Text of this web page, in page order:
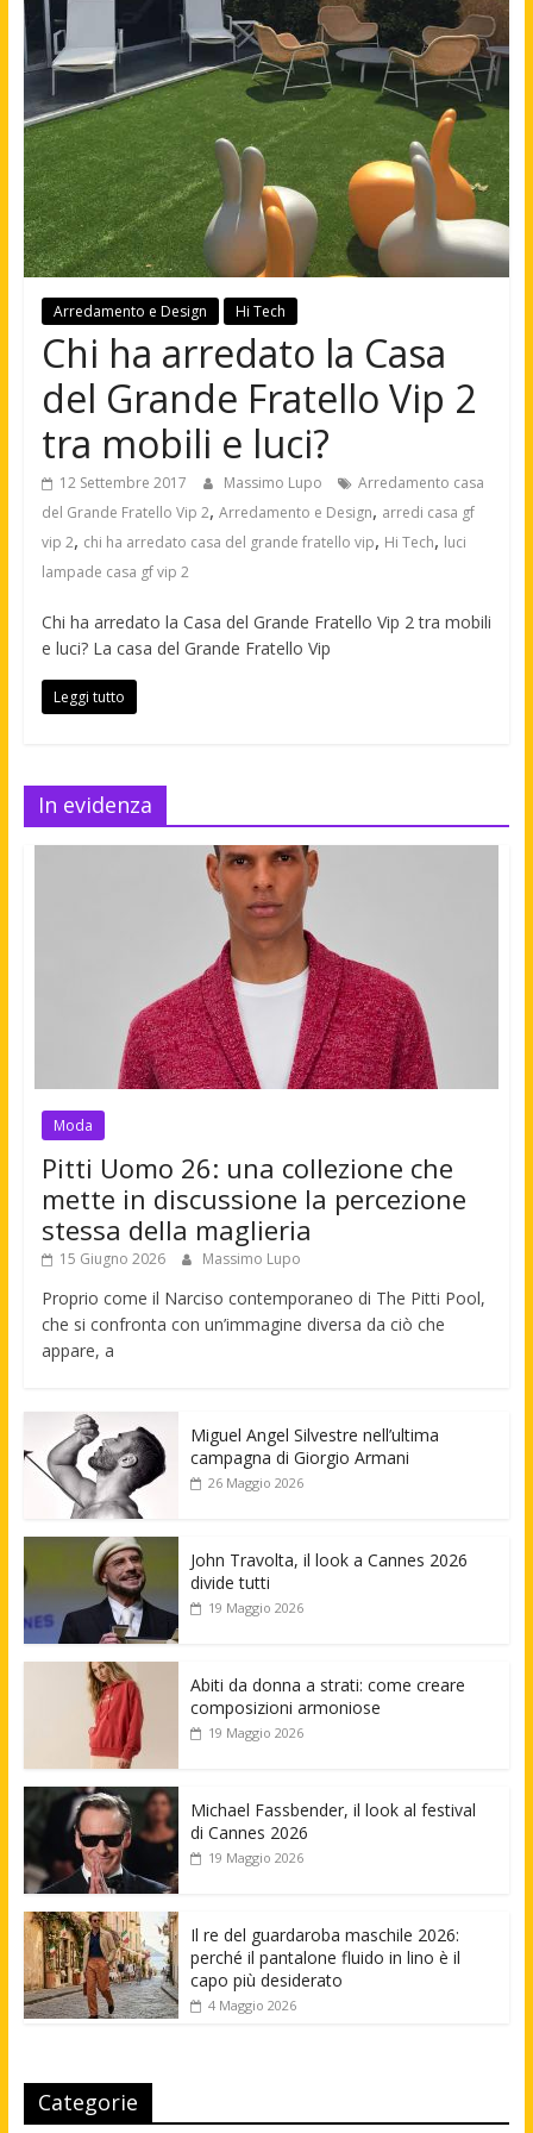
Arredamento e Design Hi Tech
Chi ha arredato la Casa
del Grande Fratello Vip 2
tra mobili e luci?
12 Settembre 2017 Massimo Lupo
Arredamento casa
del Grande Fratello Vip 2, Arredamento e Design, arredi casa gf
vip 2, chi ha arredato casa del grande fratello vip, Hi Tech, luci
lampade casa gf vip 2
Chi ha arredato la Casa del Grande Fratello Vip 2 tra mobili
e luci? La casa del Grande Fratello Vip
Leggi tutto
In evidenza
Moda
Pitti Uomo 26: una collezione che
mette in discussione la percezione
stessa della maglieria
15 Giugno 2026 Massimo Lupo
Proprio come il Narciso contemporaneo di The Pitti Pool,
che si confronta con un’immagine diversa da ciò che
appare, a
Miguel Angel Silvestre nell’ultima
campagna di Giorgio Armani
26 Maggio 2026
John Travolta, il look a Cannes 2026
divide tutti
19 Maggio 2026
Abiti da donna a strati: come creare
composizioni armoniose
19 Maggio 2026
Michael Fassbender, il look al festival
di Cannes 2026
19 Maggio 2026
Il re del guardaroba maschile 2026:
perché il pantalone fluido in lino è il
capo più desiderato
4 Maggio 2026
Categorie